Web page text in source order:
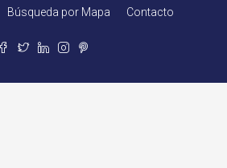
Búsqueda por Mapa Contacto